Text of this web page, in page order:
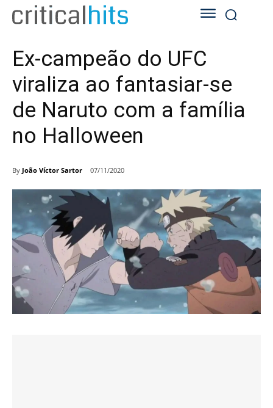
Ex-campeão do UFC
viraliza ao fantasiar-se
de Naruto com a família
no Halloween
By João Víctor Sartor 07/11/2020